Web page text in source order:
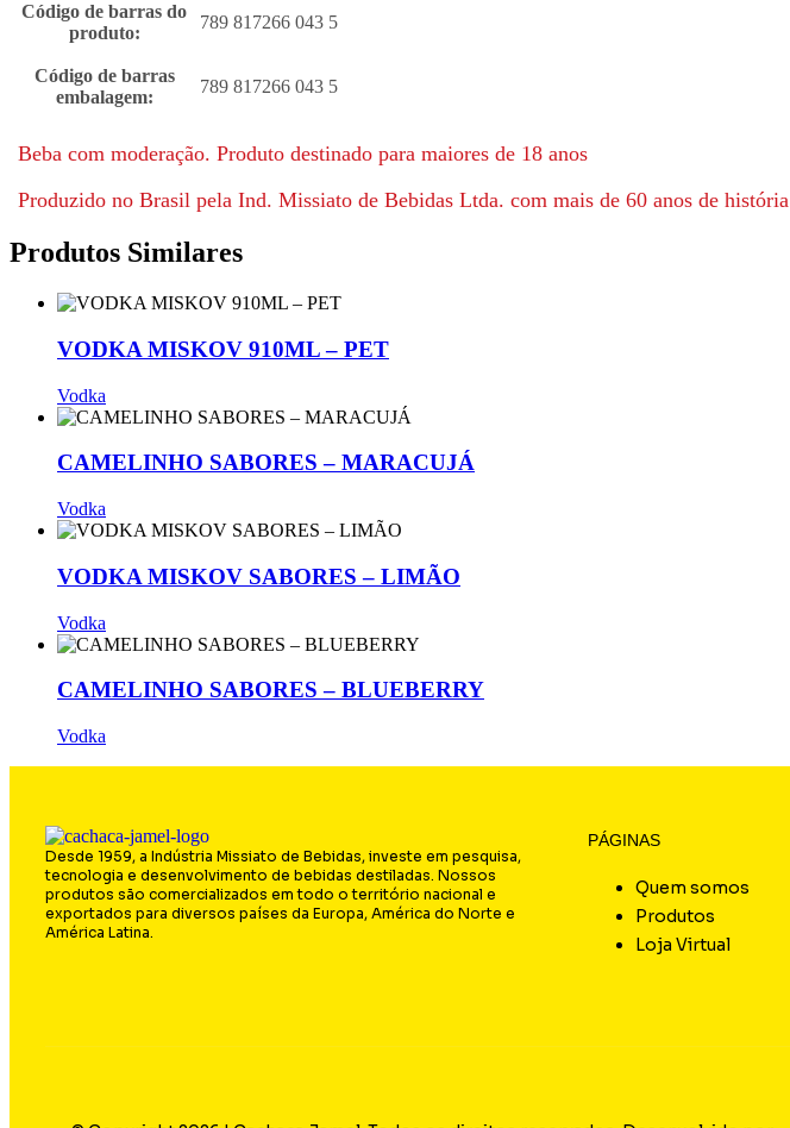
Código de barras do
produto:
789 817266 043 5
Código de barras
embalagem:
789 817266 043 5
Beba com moderação. Produto destinado para maiores de 18 anos
Produzido no Brasil pela Ind. Missiato de Bebidas Ltda. com mais de 60 anos de história
Produtos Similares
VODKA MISKOV 910ML – PET
Vodka
CAMELINHO SABORES – MARACUJÁ
Vodka
VODKA MISKOV SABORES – LIMÃO
Vodka
CAMELINHO SABORES – BLUEBERRY
Vodka
Desde 1959, a Indústria Missiato de Bebidas, investe em pesquisa,
tecnologia e desenvolvimento de bebidas destiladas. Nossos
produtos são comercializados em todo o território nacional e
exportados para diversos países da Europa, América do Norte e
América Latina.
PÁGINAS
Quem somos
Produtos
Loja Virtual